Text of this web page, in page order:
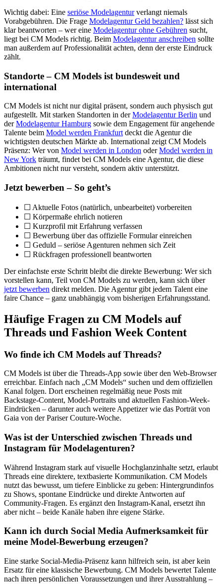
Wichtig dabei: Eine seriöse Modelagenturverlangt niemals
Vorabgebühren. Die Frage Modelagentur Geld bezahlen? lässt sich
klar beantworten – wer eine Modelagentur ohne Gebühren sucht,
liegt bei CM Models richtig. Beim Modelagentur anschreiben sollte
man außerdem auf Professionalität achten, denn der erste Eindruck
zählt.
Standorte – CM Models ist bundesweit und
international
CM Models ist nicht nur digital präsent, sondern auch physisch gut
aufgestellt. Mit starken Standorten in derModelagentur Berlin und
derModelagentur Hamburg sowie dem Engagement für angehende
Talente beim Model werden Frankfurt deckt die Agentur die
wichtigsten deutschen Märkte ab. International zeigt CM Models
Präsenz: Wer von Model werden in London oderModel werden in
New York träumt, findet bei CM Models eine Agentur, die diese
Ambitionen nicht nur versteht, sondern aktiv unterstützt.
Jetzt bewerben – So geht’s
☐ Aktuelle Fotos (natürlich, unbearbeitet) vorbereiten
☐ Körpermaße ehrlich notieren
☐ Kurzprofil mit Erfahrung verfassen
☐ Bewerbung über das offizielle Formular einreichen
☐ Geduld – seriöse Agenturen nehmen sich Zeit
☐ Rückfragen professionell beantworten
Der einfachste erste Schritt bleibt die direkte Bewerbung: Wer sich
vorstellen kann, Teil von CM Models zu werden, kann sich über
jetzt bewerben direkt melden. Die Agentur gibt jedem Talent eine
faire Chance – ganz unabhängig vom bisherigen Erfahrungsstand.
Häufige Fragen zu CM Models auf
Threads und Fashion Week Content
Wo finde ich CM Models auf Threads?
CM Models ist über die Threads-App sowie über den Web-Browser
erreichbar. Einfach nach „CM Models“ suchen und dem offiziellen
Kanal folgen. Dort erscheinen regelmäßig neue Posts mit
Backstage-Content, Model-Portraits und aktuellen Fashion-Week-
Eindrücken – darunter auch weitere Appetizer wie das Porträt von
Gaia von der Pariser Couture-Woche.
Was ist der Unterschied zwischen Threads und
Instagram für Modelagenturen?
Während Instagram stark auf visuelle Hochglanzinhalte setzt, erlaubt
Threads eine direktere, textbasierte Kommunikation. CM Models
nutzt das bewusst, um tiefere Einblicke zu geben: Hintergrundinfos
zu Shows, spontane Eindrücke und direkte Antworten auf
Community-Fragen. Es ergänzt den Instagram-Kanal, ersetzt ihn
aber nicht – beide Kanäle haben ihre eigene Stärke.
Kann ich durch Social Media Aufmerksamkeit für
meine Model-Bewerbung erzeugen?
Eine starke Social-Media-Präsenz kann hilfreich sein, ist aber kein
Ersatz für eine klassische Bewerbung. CM Models bewertet Talente
nach ihren persönlichen Voraussetzungen und ihrer Ausstrahlung –